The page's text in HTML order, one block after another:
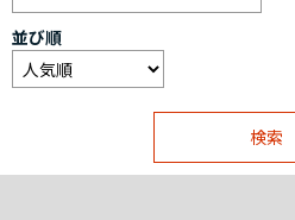
並び順